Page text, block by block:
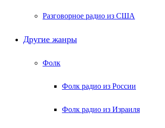
Разговорное радио из США
Другие жанры
Фолк
Фолк радио из России
Фолк радио из Израиля